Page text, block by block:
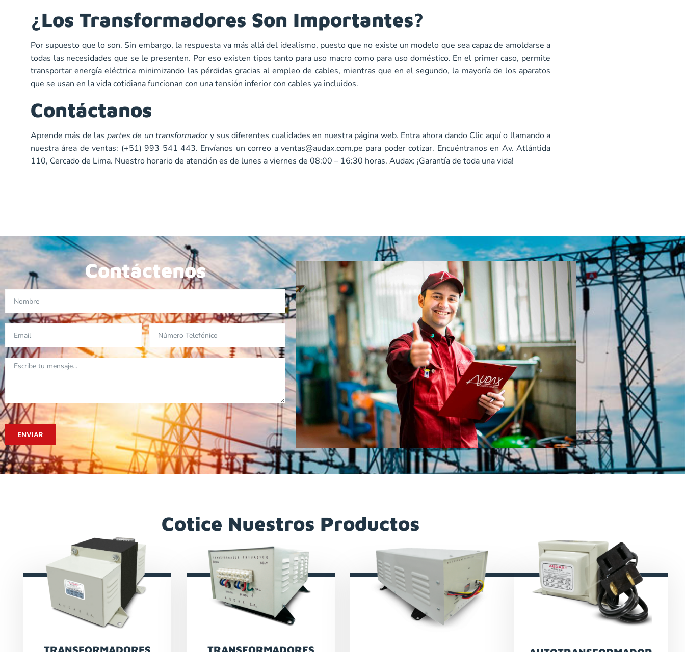
¿Los Transformadores Son Importantes?
Por supuesto que lo son. Sin embargo, la respuesta va más allá del idealismo, puesto que no existe un modelo que sea capaz de amoldarse a
todas las necesidades que se le presenten. Por eso existen tipos tanto para uso macro como para uso doméstico. En el primer caso, permite
transportar energía eléctrica minimizando las pérdidas gracias al empleo de cables, mientras que en el segundo, la mayoría de los aparatos
que se usan en la vida cotidiana funcionan con una tensión inferior con cables ya incluidos.
Contáctanos
Aprende más de las partes de un transformadory sus diferentes cualidades en nuestra página web. Entra ahora dando Clic aquío llamando a
nuestra área de ventas: (+51) 993 541 443. Envíanos un correo aventas@audax.com.pe para poder cotizar. Encuéntranos en Av. Atlántida
110, Cercado de Lima. Nuestro horario de atención es de lunes a viernes de 08:00 – 16:30 horas. Audax: ¡Garantía de toda una vida!
Contáctenos
ENVIAR
Cotice Nuestros Productos